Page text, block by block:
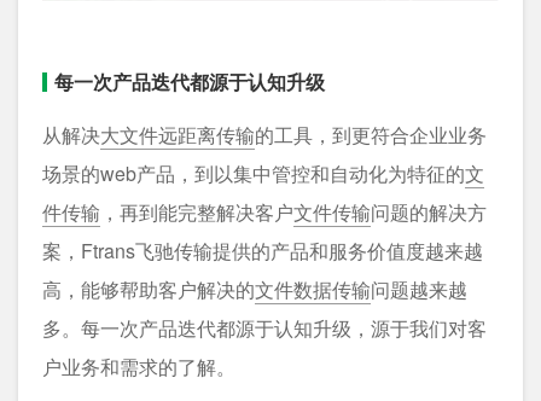
每一次产品迭代都源于认知升级
从解决大文件远距离传输的工具，到更符合企业业务
场景的web产品，到以集中管控和自动化为特征的文
件传输 ，再到能完整解决客户文件传输问题的解决方
案，Ftrans飞驰传输提供的产品和服务价值度越来越
高，能够帮助客户解决的文件数据传输问题越来越
多。每一次产品迭代都源于认知升级，源于我们对客
户业务和需求的了解。